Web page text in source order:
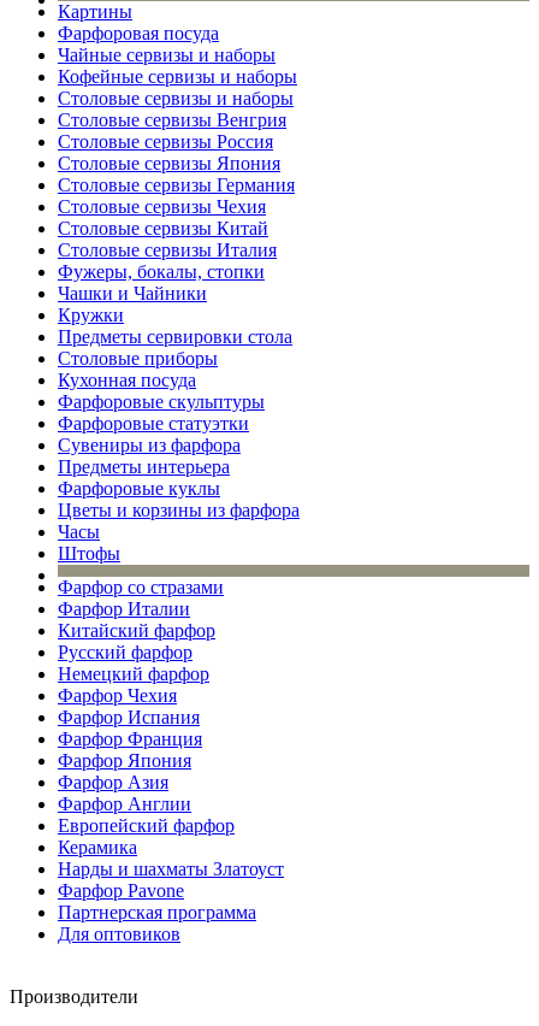
Картины
Фарфоровая посуда
Чайные сервизы и наборы
Кофейные сервизы и наборы
Столовые сервизы и наборы
Столовые сервизы Венгрия
Столовые сервизы Россия
Столовые сервизы Япония
Столовые сервизы Германия
Столовые сервизы Чехия
Столовые сервизы Китай
Столовые сервизы Италия
Фужеры, бокалы, стопки
Чашки и Чайники
Кружки
Предметы сервировки стола
Столовые приборы
Кухонная посуда
Фарфоровые скульптуры
Фарфоровые статуэтки
Сувениры из фарфора
Предметы интерьера
Фарфоровые куклы
Цветы и корзины из фарфора
Часы
Штофы
Фарфор со стразами
Фарфор Италии
Китайский фарфор
Русский фарфор
Немецкий фарфор
Фарфор Чехия
Фарфор Испания
Фарфор Франция
Фарфор Япония
Фарфор Азия
Фарфор Англии
Европейский фарфор
Керамика
Нарды и шахматы Златоуст
Фарфор Pavone
Партнерская программа
Для оптовиков
Производители